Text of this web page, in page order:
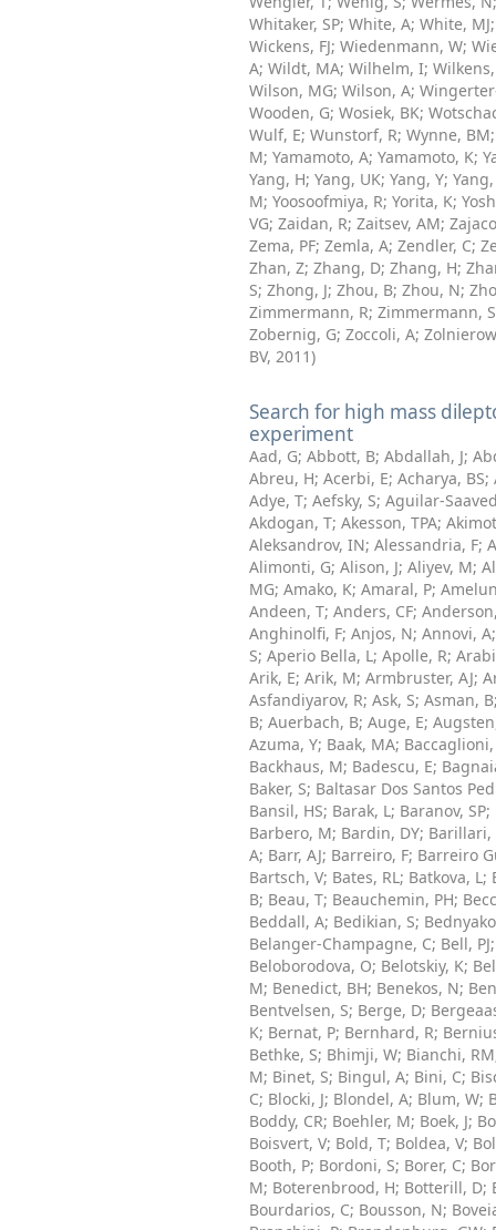
Whitaker, SP; White, A; White, MJ
Wickens, FJ; Wiedenmann, W;
A; Wildt, MA; Wilhelm, I;
Wilson, MG; Wilson, A;
Wooden, G; Wosiek, BK;
Wulf, E; Wunstorf, R; Wynne, BM
M; Yamamoto, A; Yamamoto, K;
Yang, H; Yang, UK; Yang, Y;
M; Yoosoofmiya, R; Yorita, K;
VG; Zaidan, R; Zaitsev, AM;
Zema, PF; Zemla, A; Zendler, C;
Zhan, Z; Zhang, D; Zhang, H;
S; Zhong, J; Zhou, B; Zhou, N;
Zimmermann, R; Zimmermann, S
Zobernig, G; Zoccoli, A;
BV, 2011)
Search for high mass
experiment
Aad, G; Abbott, B; Abdallah, J;
Abreu, H; Acerbi, E; Acharya, BS;
Adye, T; Aefsky, S; Aguilar-
Akdogan, T; Akesson, TPA;
Aleksandrov, IN; Alessandria, F;
Alimonti, G; Alison, J; Aliyev, M;
MG; Amako, K; Amaral, P;
Andeen, T; Anders, CF;
Anghinolfi, F; Anjos, N; Annovi, A
S; Aperio Bella, L; Apolle, R;
Arik, E; Arik, M; Armbruster, AJ;
Asfandiyarov, R; Ask, S; Asman, B
B; Auerbach, B; Auge, E;
Azuma, Y; Baak, MA; Baccaglioni,
Backhaus, M; Badescu, E;
Baker, S; Baltasar Dos Santos
Bansil, HS; Barak, L; Baranov, SP;
Barbero, M; Bardin, DY; Barillari,
A; Barr, AJ; Barreiro, F; Barreiro
Bartsch, V; Bates, RL; Batkova, L;
B; Beau, T; Beauchemin, PH;
Beddall, A; Bedikian, S;
Belanger-Champagne, C; Bell, PJ
Beloborodova, O; Belotskiy, K;
M; Benedict, BH; Benekos, N;
Bentvelsen, S; Berge, D;
K; Bernat, P; Bernhard, R;
Bethke, S; Bhimji, W; Bianchi, RM
M; Binet, S; Bingul, A; Bini, C;
C; Blocki, J; Blondel, A; Blum, W;
Boddy, CR; Boehler, M; Boek, J;
Boisvert, V; Bold, T; Boldea, V;
Booth, P; Bordoni, S; Borer, C;
M; Boterenbrood, H; Botterill, D;
Bourdarios, C; Bousson, N;